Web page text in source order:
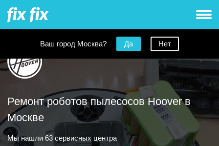
Ваш город Москва? Да Нет
Ремонт роботов пылесосов Hoover в
Москве
Мы нашли 63 сервисных центра